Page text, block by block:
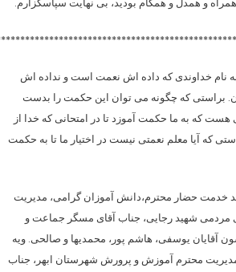
به نام خداوندی که داده اش نعمت است و نداده اش
براستی که چگونه می توان این حکمت را بدست
هست که به ما حکمت آموزد تا در امتحانی که خدا از
که آیا معلم نعمتی نیست در اختیار ما تا به حکمت
خدمت حضار محترم،دانش آموزان گرامی، مدیریت
مردمی شهید رجایی، جناب آقای مسگر جماعت و
آقایان یوسفی، هاشم پور، محمدیها و صالحی. ویه
محترم آموزش و پرورش شهرستان ابهر، جناب